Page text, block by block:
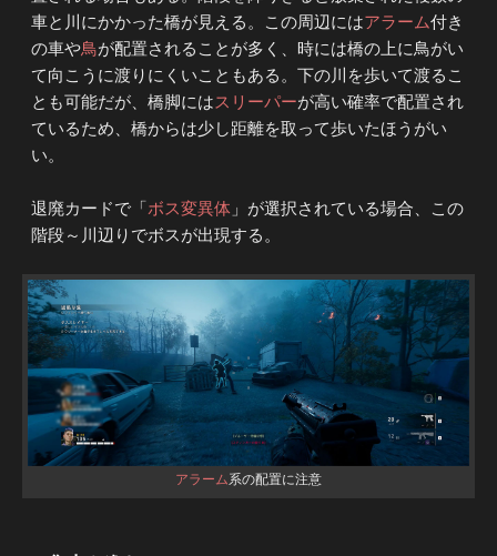
車と川にかかった橋が見える。この周辺にはアラーム付き
の車や鳥が配置されることが多く、時には橋の上に鳥がい
て向こうに渡りにくいこともある。下の川を歩いて渡るこ
とも可能だが、橋脚にはスリーパーが高い確率で配置され
ているため、橋からは少し距離を取って歩いたほうがい
い。
退廃カードで「ボス変異体 」が選択されている場合、この
階段～川辺りでボスが出現する。
アラーム系の配置に注意